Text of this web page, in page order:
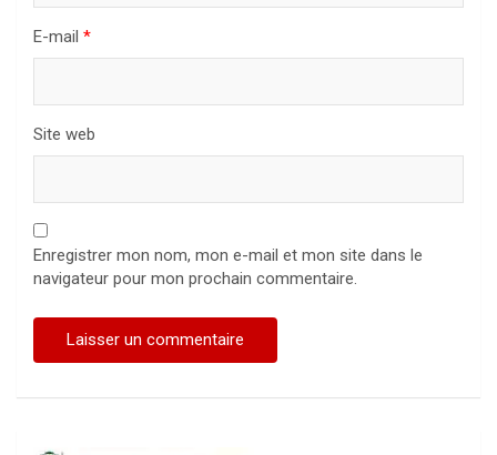
E-mail *
Site web
Enregistrer mon nom, mon e-mail et mon site dans le
navigateur pour mon prochain commentaire.